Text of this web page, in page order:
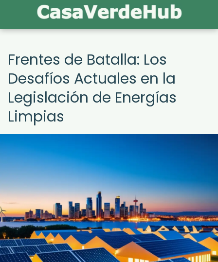
Frentes de Batalla: Los
Desafíos Actuales en la
Legislación de Energías
Limpias